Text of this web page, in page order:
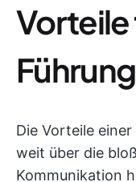
Führung
Die Vorteile
weit über die
Kommunikation